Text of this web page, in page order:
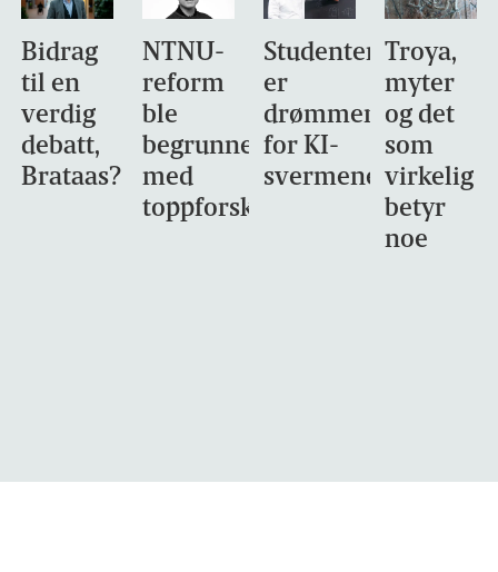
Bidrag
til en
verdig
debatt,
Brataas?
NTNU-
reform
ble
begrunnet
med
toppforskning
Studentene
er
drømmemålet
for KI-
svermene
Troya,
myter
og det
som
virkelig
betyr
noe